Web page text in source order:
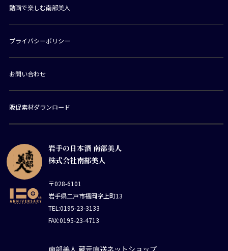
岩手の日本酒 南部美人
株式会社南部美人
〒028-6101
岩手県二戸市福岡字上町13
TEL:0195-23-3133
FAX:0195-23-4713
南部美人 蔵元直送ネットショップ
動画で楽しむ南部美人
プライバシーポリシー
お問い合わせ
販促素材ダウンロード